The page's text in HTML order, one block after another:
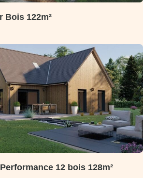
Bois 122m²
12 bois 128m²